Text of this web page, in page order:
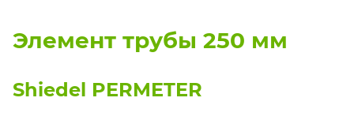
Элемент трубы 250 мм
Shiedel PERMETER